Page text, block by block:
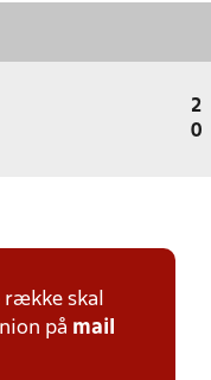
2
0
skal
på mail